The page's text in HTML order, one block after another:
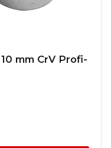
mm CrV Profi-